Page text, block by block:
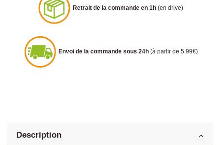
Retrait de la commande en 1h (en drive)
Envoi de la commande sous 24h (à partir de 5.99€)
Description